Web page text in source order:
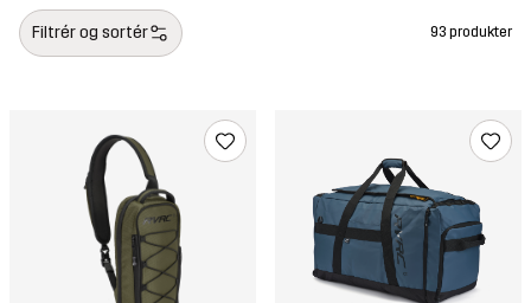
Filtrér og sortér 93 produkter